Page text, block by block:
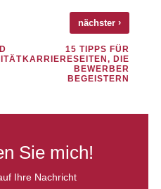
nächster›
15 TIPPS FÜR
KARRIERESEITEN, DIE
BEWERBER
BEGEISTERN
Sie mich!
Ihre Nachricht